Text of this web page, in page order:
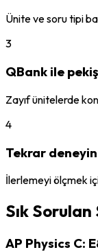
Ünite ve soru tipi
3
QBank ile
Zayıf ünitelerde
4
Tekrar deneyin
İlerlemeyi ölçmek
Sık
AP Physics C: